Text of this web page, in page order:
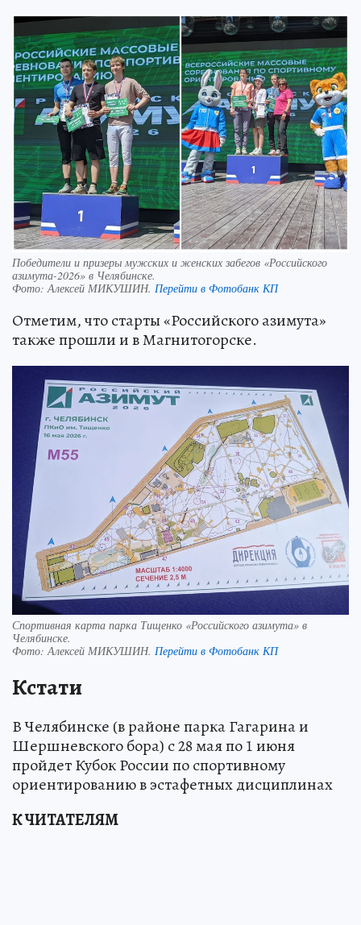
Победители и призеры мужских и женских забегов «Российского
азимута-2026» в Челябинске.
Фото:Алексей МИКУШИН. Перейти в Фотобанк КП
Отметим, что старты «Российского азимута»
также прошли и в Магнитогорске.
Спортивная карта парка Тищенко «Российского азимута» в
Челябинске.
Фото: Алексей МИКУШИН. Перейти в Фотобанк КП
Кстати
В Челябинске (в районе парка Гагарина и
Шершневского бора) с 28 мая по 1 июня
пройдет Кубок России по спортивному
ориентированию в эстафетных дисциплинах
К ЧИТАТЕЛЯМ